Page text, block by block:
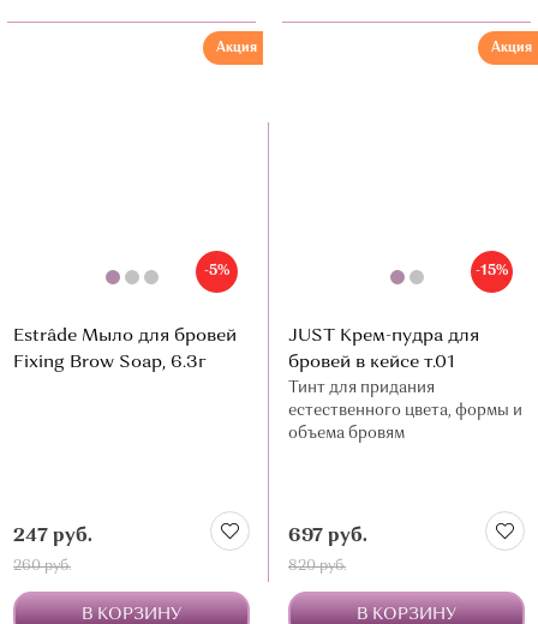
ПОДАРОЧНЫЕ СЕРТИФИКАТЫ
-5%
Акция
Estrâde Мыло для бровей
Fixing Brow Soap, 6.3г
247 руб.
260 руб.
В КОРЗИНУ
-15%
Акция
JUST Крем-пудра для
бровей в кейсе т.01
Тинт для придания
естественного цвета, формы и
объема бровям
697 руб.
820 руб.
В КОРЗИНУ